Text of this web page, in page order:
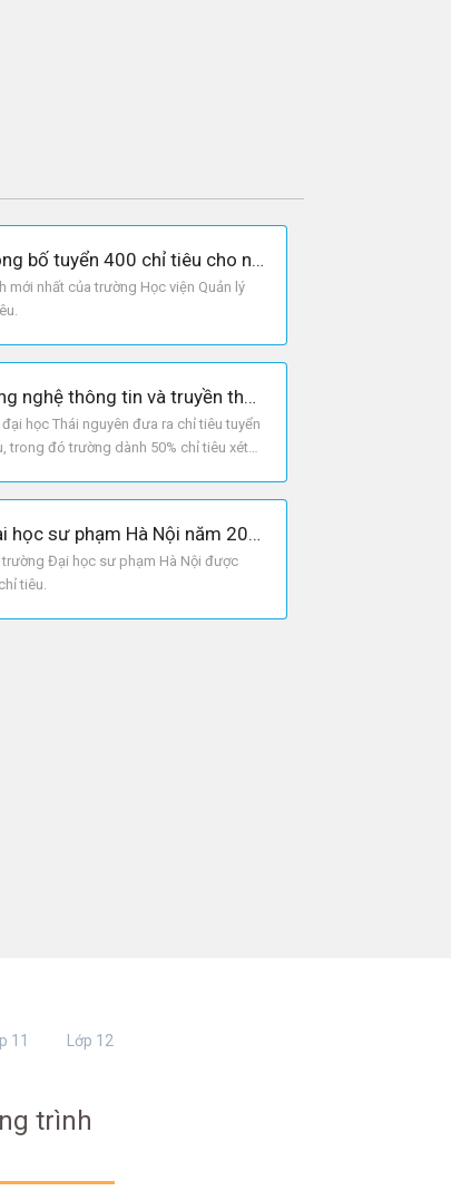
Học viện quản lý Giáo dục công bố tuyển 400 chỉ tiêu cho năm 2019
mới nhất của trường Học viện Quản lý
Phương án tuyển sinh ĐH công nghệ thông tin và truyền thông - ĐH Thái Nguyên 2019
học Thái nguyên đưa ra chỉ tiêu tuyển
trong đó trường dành 50% chỉ tiêu xét
Chỉ tiêu tuyển sinh trường Đại học sư phạm Hà Nội năm 2019
Đại học sư phạm Hà Nội được
tiêu.
11 Lớp 12
trình